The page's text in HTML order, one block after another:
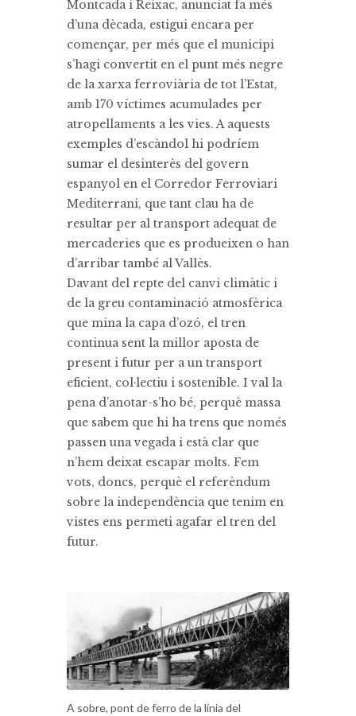
Montcada i Reixac, anunciat fa més
d’una dècada, estigui encara per
començar, per més que el municipi
s’hagi convertit en el punt més negre
de la xarxa ferroviària de tot l’Estat,
amb 170 víctimes acumulades per
atropellaments a les vies. A aquests
exemples d’escàndol hi podríem
sumar el desinterès del govern
espanyol en el Corredor Ferroviari
Mediterrani, que tant clau ha de
resultar per al transport adequat de
mercaderies que es produeixen o han
d’arribar també al Vallès.
Davant del repte del canvi climàtic i
de la greu contaminació atmosfèrica
que mina la capa d’ozó, el tren
continua sent la millor aposta de
present i futur per a un transport
eficient, col·lectiu i sostenible. I val la
pena d’anotar-s’ho bé, perquè massa
que sabem que hi ha trens que només
passen una vegada i està clar que
n’hem deixat escapar molts. Fem
vots, doncs, perquè el referèndum
sobre la independència que tenim en
vistes ens permeti agafar el tren del
futur.
A sobre, pont de ferro de la línia del